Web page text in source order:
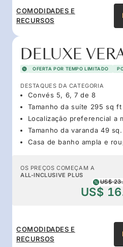
COMODIDADES E
RECURSOS
DELUXE
OFERTA POR TEMPO LIMITADO
DESTAQUES DA CATEGORIA
Convés 5, 6, 7 de 8
Tamanho da suíte 295 sq ft
Localização preferencial a
Tamanho da varanda 49
Casa de banho ampla e
OS PREÇOS COMEÇAM A
ALL-INCLUSIVE PLUS
US$
US$
COMODIDADES E
RECURSOS